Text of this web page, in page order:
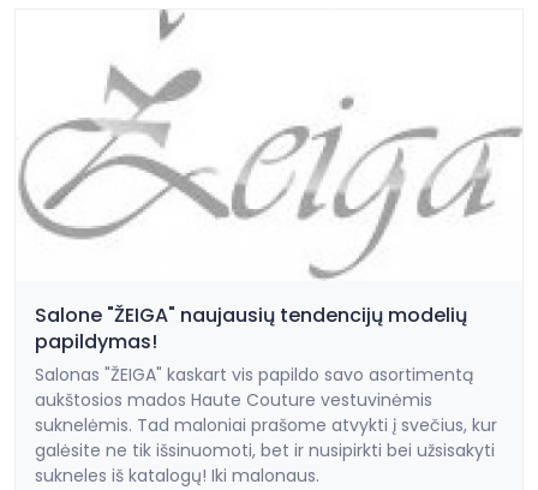
Salone "ŽEIGA" naujausių tendencijų modelių
papildymas!
Salonas "ŽEIGA" kaskart vis papildo savo asortimentą
aukštosios mados Haute Couture vestuvinėmis
suknelėmis. Tad maloniai prašome atvykti į svečius, kur
galėsite ne tik išsinuomoti, bet ir nusipirkti bei užsisakyti
sukneles iš katalogų! Iki malonaus.